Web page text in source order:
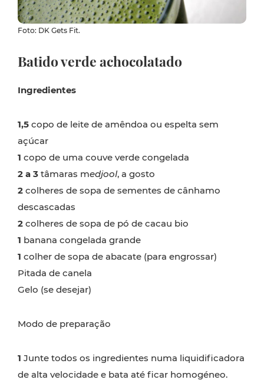
Foto: DK Gets Fit.
Batido verde achocolatado
Ingredientes
1,5 copo de leite de amêndoa ou espelta sem
açúcar
1 copo de uma couve verde congelada
2 a 3 tâmaras medjool, a gosto
2 colheres de sopa de sementes de cânhamo
descascadas
2 colheres de sopa de pó de cacau bio
1 banana congelada grande
1 colher de sopa de abacate (para engrossar)
Pitada de canela
Gelo (se desejar)
Modo de preparação
1 Junte todos os ingredientes numa liquidificadora
de alta velocidade e bata até ficar homogéneo.